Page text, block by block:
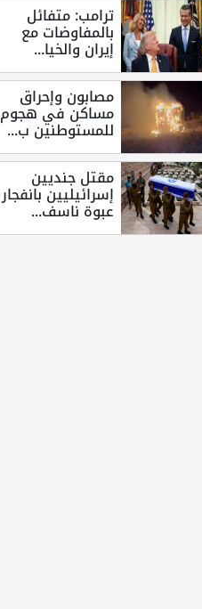
ترامب: متفائل
بالمفاوضات مع
إيران والخيا...
مصابون وإحراق
مساكن في هجوم
للمستوطنين ب...
مقتل جنديين
إسرائيليين بانفجار
عبوة ناسف...